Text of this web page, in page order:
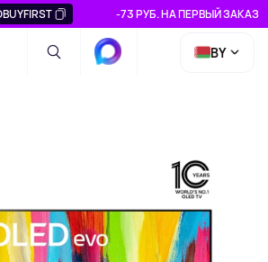
-73 РУБ. НА ПЕРВЫЙ ЗАКАЗ
BY